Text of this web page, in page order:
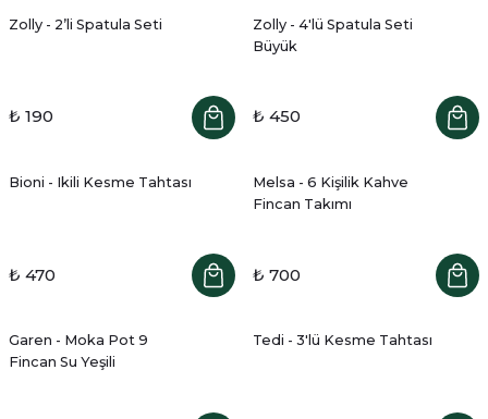
Zolly - 2’li Spatula Seti
₺ 190
Zolly - 4'lü Spatula Seti
Büyük
₺ 450
Bioni - Ikili Kesme Tahtası
₺ 470
Melsa - 6 Kişilik Kahve
Fincan Takımı
₺ 700
Garen - Moka Pot 9
Fincan Su Yeşili
Tedi - 3'lü Kesme Tahtası